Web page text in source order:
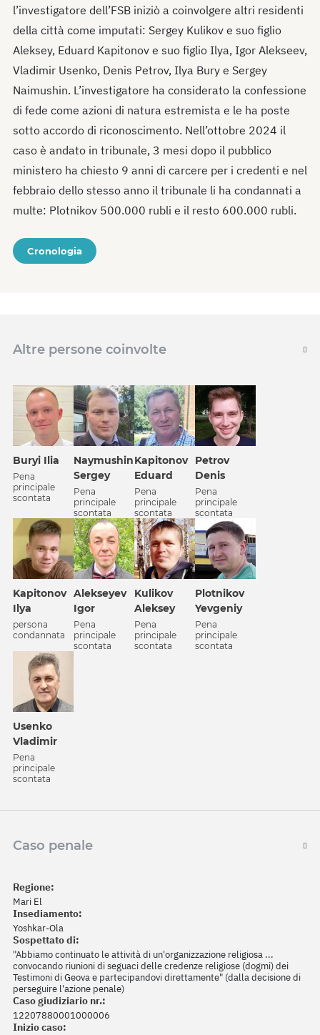
l’investigatore dell’FSB iniziò a coinvolgere altri residenti
della città come imputati: Sergey Kulikov e suo figlio
Aleksey, Eduard Kapitonov e suo figlio Ilya, Igor Alekseev,
Vladimir Usenko, Denis Petrov, Ilya Bury e Sergey
Naimushin. L’investigatore ha considerato la confessione
di fede come azioni di natura estremista e le ha poste
sotto accordo di riconoscimento. Nell’ottobre 2024 il
caso è andato in tribunale, 3 mesi dopo il pubblico
ministero ha chiesto 9 anni di carcere per i credenti e nel
febbraio dello stesso anno il tribunale li ha condannati a
multe: Plotnikov 500.000 rubli e il resto 600.000 rubli.
Cronologia
Altre persone coinvolte
Buryi Ilia
Pena
principale
scontata
Naymushin
Sergey
Pena
principale
scontata
Kapitonov
Eduard
Pena
principale
scontata
Petrov
Denis
Pena
principale
scontata
Kapitonov
Ilya
persona
condannata
Alekseyev
Igor
Pena
principale
scontata
Kulikov
Aleksey
Pena
principale
scontata
Plotnikov
Yevgeniy
Pena
principale
scontata
Usenko
Vladimir
Pena
principale
scontata
Caso penale
Regione:
Mari El
Insediamento:
Yoshkar-Ola
Sospettato di:
"Abbiamo continuato le attività di un'organizzazione religiosa ...
convocando riunioni di seguaci delle credenze religiose (dogmi) dei
Testimoni di Geova e partecipandovi direttamente" (dalla decisione di
perseguire l'azione penale)
Caso giudiziario nr.:
12207880001000006
Inizio caso: